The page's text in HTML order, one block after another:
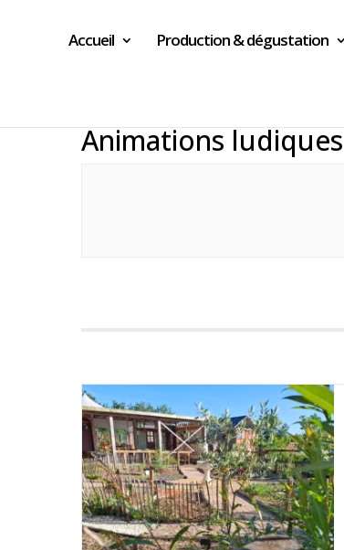
Accueil Production & dégustation
Animations ludiques